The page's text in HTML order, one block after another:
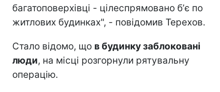
багатоповерхівці - цілеспрямовано бʼє по
житлових будинках", - повідомив Терехов.
Стало відомо, що в будинку заблоковані
люди, на місці розгорнули рятувальну
операцію.